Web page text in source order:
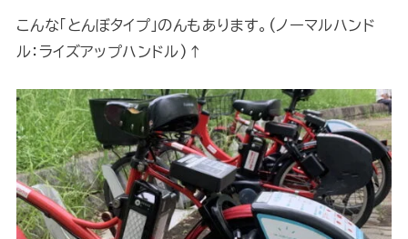
こんな「とんぼタイプ」のんもあります。(ノーマルハンド
ル：ライズアップハンドル)↑